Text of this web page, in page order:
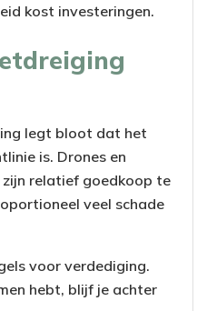
kost investeringen.
legt bloot dat het
is. Drones en
relatief goedkoop te
veel schade
voor verdediging.
hebt, blijf je achter